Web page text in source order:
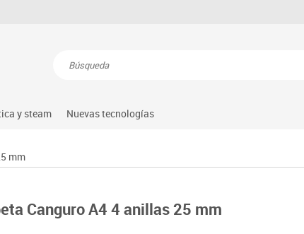
Hockey
y steam
education
Nuevas tecnologías
Monitores interactivos
mm
Canguro A4 4 anillas 25 mm